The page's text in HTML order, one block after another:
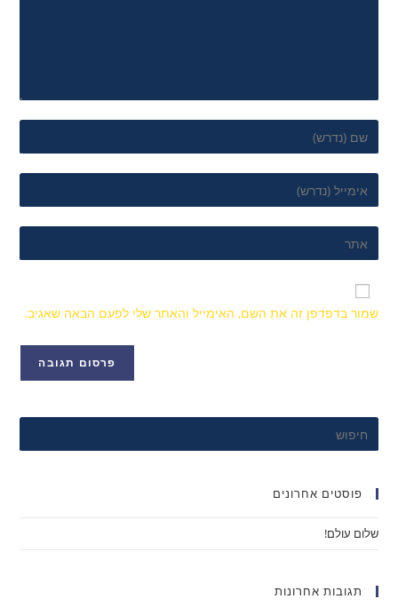
שמור בדפדפן זה את השם, האימייל והאתר שלי לפעם הבאה שאגיב.
פוסטים אחרונים
שלום עולם!
תגובות אחרונות